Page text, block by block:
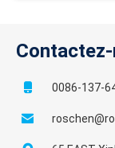
0086-137-